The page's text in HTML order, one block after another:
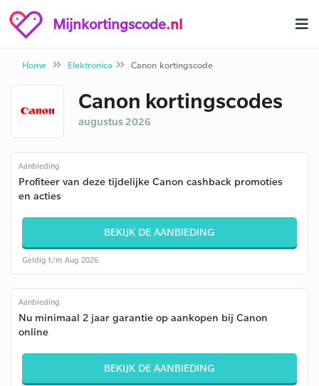
Mijnkortingscode.nl
Home Elektronica Canon kortingscode
Canon kortingscodes
augustus 2026
Aanbieding
Profiteer van deze tijdelijke Canon cashback promoties
en acties
BEKIJK DE AANBIEDING
Geldig t/m Aug 2026
Aanbieding
Nu minimaal 2 jaar garantie op aankopen bij Canon
online
BEKIJK DE AANBIEDING